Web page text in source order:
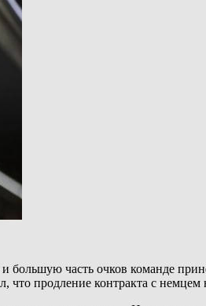
большую часть очков команде
продление контракта с